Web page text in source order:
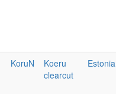
KoruN
Koeru
clearcut
Estonia